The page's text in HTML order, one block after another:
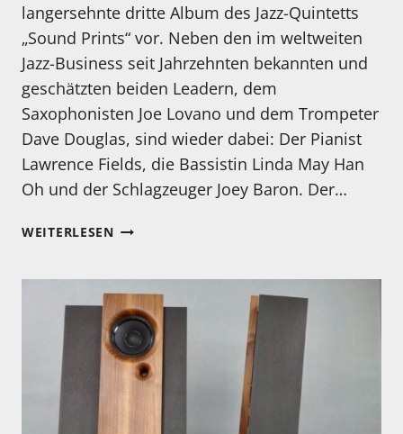
langersehnte dritte Album des Jazz-Quintetts
„Sound Prints“ vor. Neben den im weltweiten
Jazz-Business seit Jahrzehnten bekannten und
geschätzten beiden Leadern, dem
Saxophonisten Joe Lovano und dem Trompeter
Dave Douglas, sind wieder dabei: Der Pianist
Lawrence Fields, die Bassistin Linda May Han
Oh und der Schlagzeuger Joey Baron. Der…
WEITERLESENMEIN
LOVANO,
DAVE
DOUGLAS
/
SOUL
„OTHER